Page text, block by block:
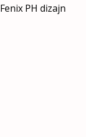
Fenix PH dizajn